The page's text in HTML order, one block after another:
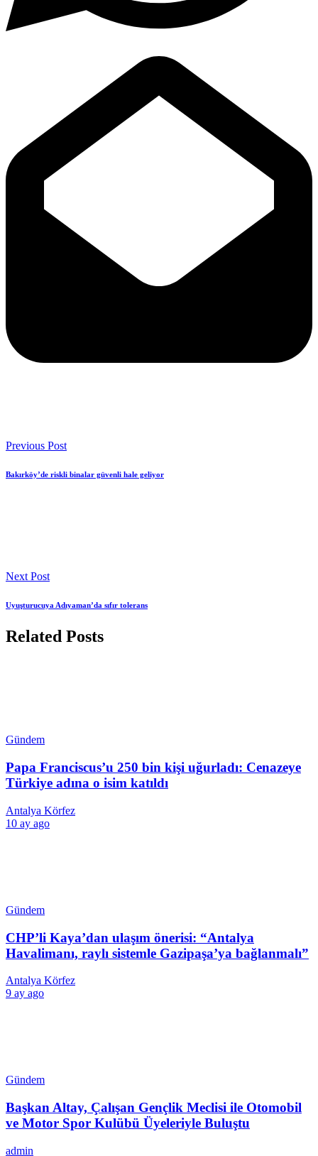
Previous Post
Bakırköy’de riskli binalar güvenli hale geliyor
Next Post
Uyuşturucuya Adıyaman’da sıfır tolerans
Related Posts
Gündem
Papa Franciscus’u 250 bin kişi uğurladı: Cenazeye
Türkiye adına o isim katıldı
Antalya Körfez
10 ay ago
Gündem
CHP’li Kaya’dan ulaşım önerisi: “Antalya
Havalimanı, raylı sistemle Gazipaşa’ya bağlanmalı”
Antalya Körfez
9 ay ago
Gündem
Başkan Altay, Çalışan Gençlik Meclisi ile Otomobil
ve Motor Spor Kulübü Üyeleriyle Buluştu
admin